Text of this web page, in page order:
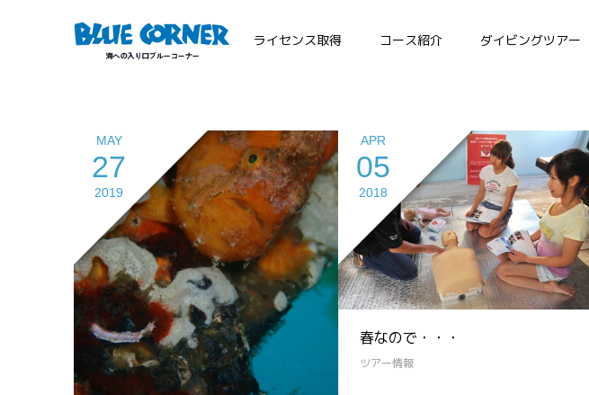
ライセンス取得 コース紹介 ダイビングツアー
MAY
27
2019
APR
05
2018
春なので・・・
ツアー情報